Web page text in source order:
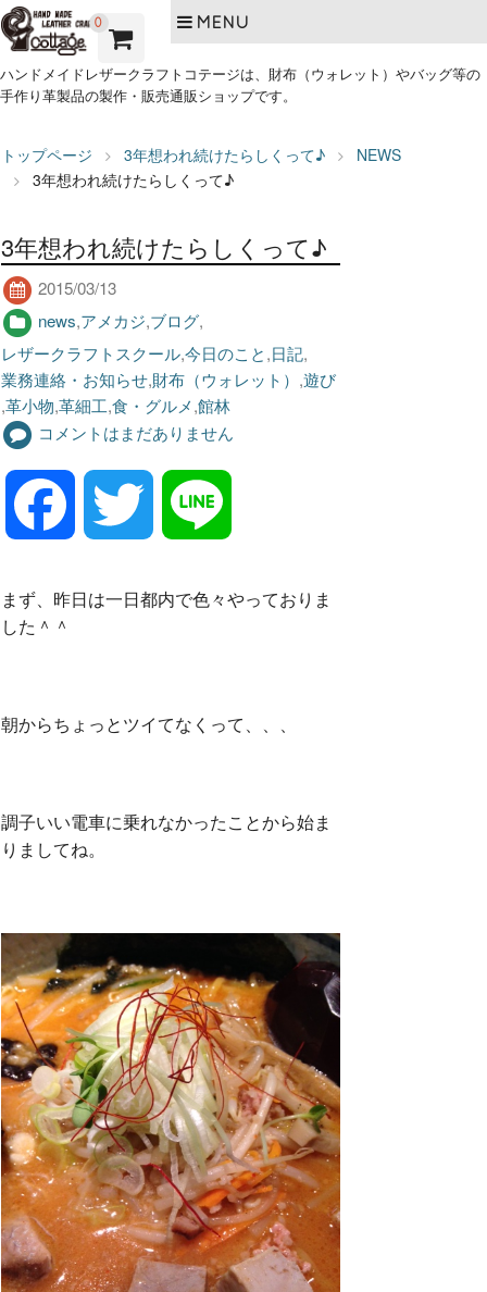
0 MENU
ハンドメイドレザークラフトコテージは、財布（ウォレット）やバッグ等の
手作り革製品の製作・販売通販ショップです。
トップページ 3年想われ続けたらしくって♪
NEWS
3年想われ続けたらしくって♪
3年想われ続けたらしくって♪
2015/03/13
news,アメカジ,ブログ,
レザークラフトスクール,今日のこと,日記,
業務連絡・お知らせ,財布（ウォレット） ,遊び
,革小物,革細工,食・グルメ,館林
コメントはまだありません
o
k
t e
まず、昨日は一日都内で色々やっておりま
した＾＾
朝からちょっとツイてなくって、、、
調子いい電車に乗れなかったことから始ま
りましてね。